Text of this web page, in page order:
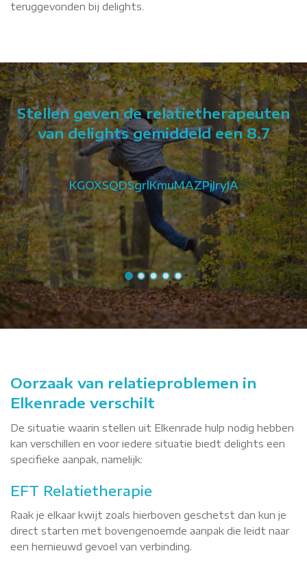
teruggevonden bij delights.
Stellen geven de relatietherapeuten
van delights gemiddeld een 8.7
KGOXSQDSgrlKmuMAZPjJryJA
Oorzaak van relatieproblemen in
Elkenrade verschilt
De situatie waarin stellen uit Elkenrade hulp nodig hebben
kan verschillen en voor iedere situatie biedt delights een
specifieke aanpak, namelijk:
EFT Relatietherapie
Raak je elkaar kwijt zoals hierboven geschetst dan kun je
direct starten met bovengenoemde aanpak die leidt naar
een hernieuwd gevoel van verbinding.